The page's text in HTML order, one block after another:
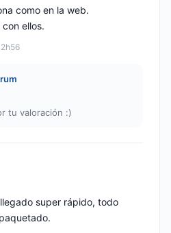
como en la web.
ellos.
tu valoración :)
super rápido, todo